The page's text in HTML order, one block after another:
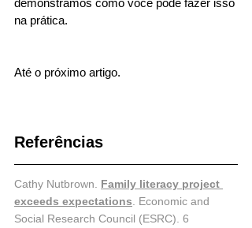
demonstramos como você pode fazer isso
na prática.
Até o próximo artigo.
Referências
Cathy Nutbrown. Family literacy project
exceeds expectations. Economic and
Social Research Council (ESRC). 6